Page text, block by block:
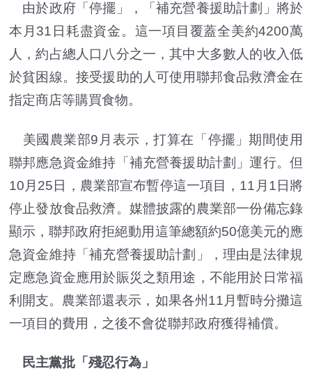
由於政府「停擺」，「補充營養援助計劃」將於
本月31日耗盡資金。這一項目覆蓋全美約4200萬
人，約占總人口八分之一，其中大多數人的收入低
於貧困線。接受援助的人可使用聯邦食品救濟金在
指定商店等購買食物。
美國農業部9月表示，打算在「停擺」期間使用
聯邦應急資金維持「補充營養援助計劃」運行。但
10月25日，農業部宣布暫停這一項目，11月1日將
停止發放食品救濟。媒體披露的農業部一份備忘錄
顯示，聯邦政府拒絕動用這筆總額約50億美元的應
急資金維持「補充營養援助計劃」，理由是法律規
定應急資金應用於賑災之類用途，不能用於日常福
利開支。農業部還表示，如果各州11月暫時分攤這
一項目的費用，之後不會從聯邦政府獲得補償。
民主黨批「殘忍行為」